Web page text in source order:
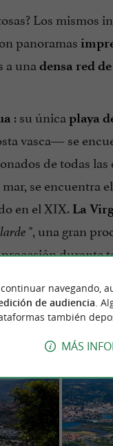
Los mismos
panoramas
a una densa red
: su única playa
vasca— se
de todas
se encuentra el
en el XIX. La
", una gran
durante
navegando,
de audiencia .
también
MÁS